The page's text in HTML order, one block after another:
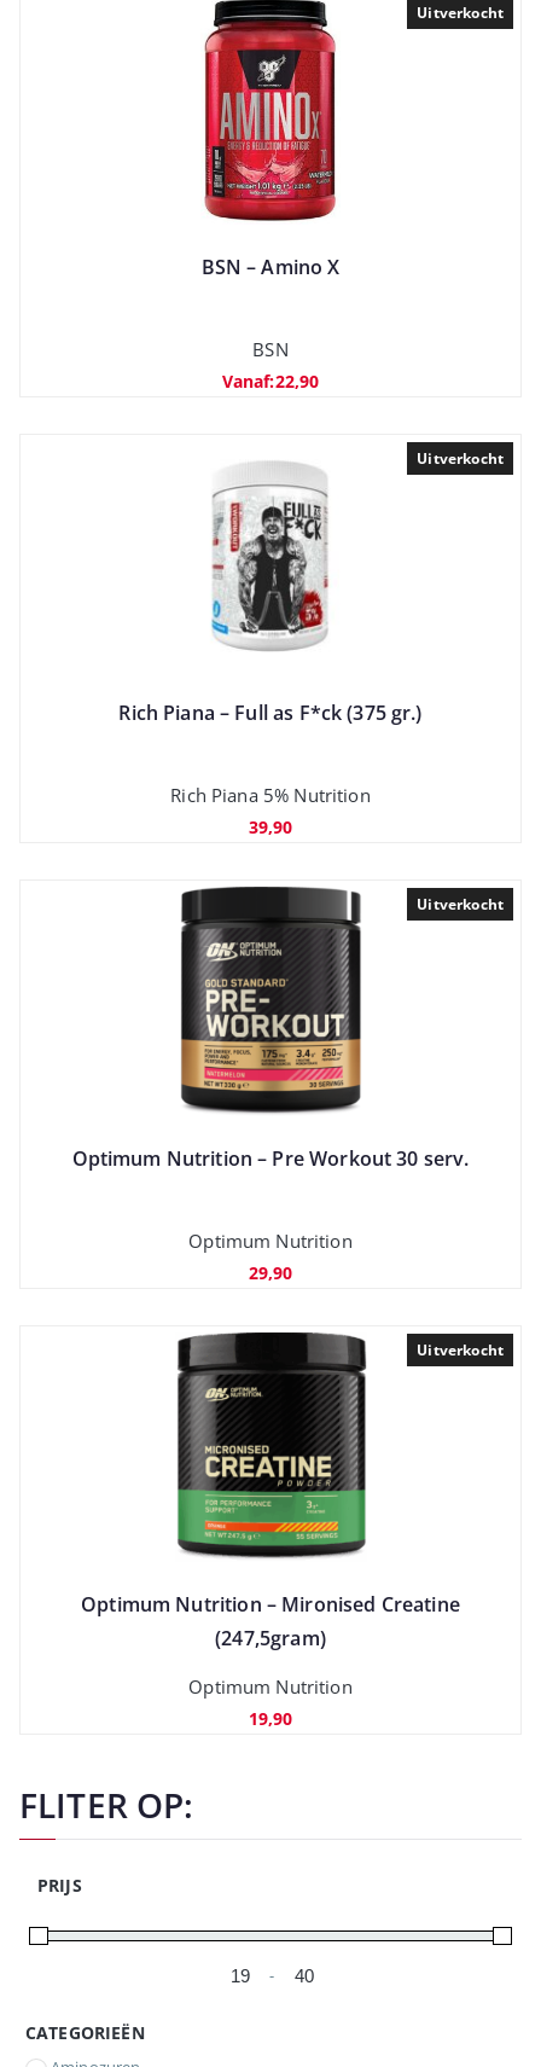
Uitverkocht
BSN – Amino X
BSN
Vanaf:22,90
Uitverkocht
Rich Piana – Full as F*ck (375 gr.)
Rich Piana 5% Nutrition
39,90
Uitverkocht
Optimum Nutrition – Pre Workout 30 serv.
Optimum Nutrition
29,90
Uitverkocht
Optimum Nutrition – Mironised Creatine
(247,5gram)
Optimum Nutrition
19,90
FLITER OP:
PRIJS
Minimale prijs
-
Maximale prijs
CATEGORIEËN